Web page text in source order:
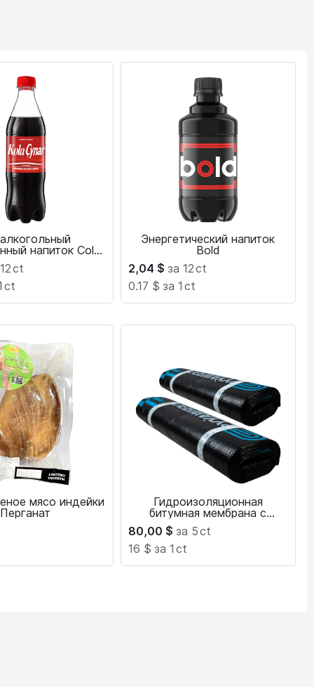
напиток Cola
0,5 л
ct
ct
Энергетический напиток
Bold
2,04 $ за 12ct
0.17 $ за 1 ct
мясо индейки
Перганат
Гидроизоляционная
битумная мембрана с
алюминиевой фольгой 4 мм
80,00 $ за 5ct
16 $ за 1 ct